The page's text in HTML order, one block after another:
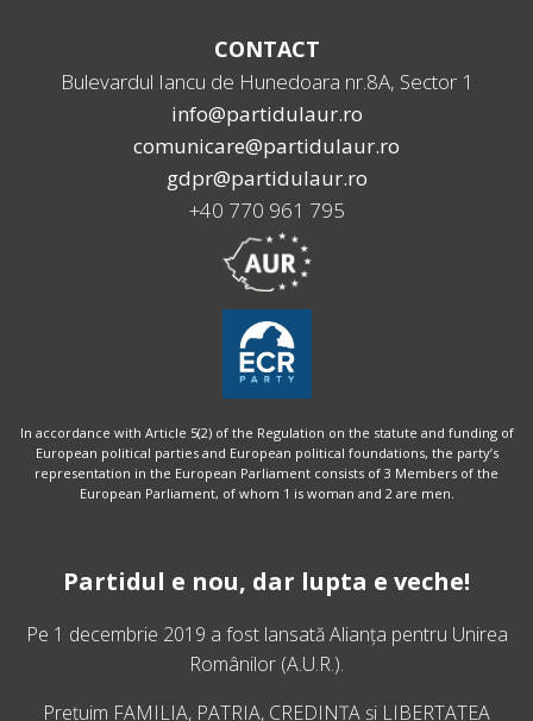
CONTACT
Bulevardul Iancu de Hunedoara nr.8A, Sector 1
info@partidulaur.ro
comunicare@partidulaur.ro
gdpr@partidulaur.ro
+40 770 961 795
In accordance with Article 5(2) of the Regulation on the statute and funding of
European political parties and European political foundations, the party’s
representation in the European Parliament consists of 3 Members of the
European Parliament, of whom 1 is woman and 2 are men.
Partidul e nou, dar lupta e veche!
Pe 1 decembrie 2019 a fost lansatăAlianța pentru Unirea
Românilor (A.U.R.).
Prețuim FAMILIA, PATRIA, CREDINȚA și LIBERTATEA